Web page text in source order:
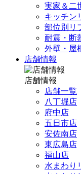
実家＆二
キッチン
部位別リ
耐震・断
外壁・屋
店舗情報
店舗情報
店舗一覧
八丁堀店
府中店
五日市店
安佐南店
東広島店
福山店
水まわり